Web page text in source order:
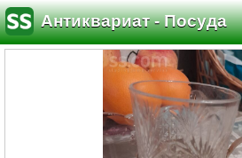
Антиквариат - Посуда